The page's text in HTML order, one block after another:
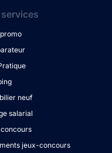
neuf
salarial
jeux-concours